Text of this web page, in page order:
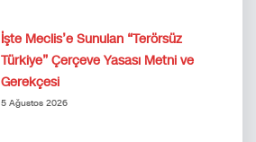
İşte Meclis’e Sunulan “Terörsüz
Türkiye” Çerçeve Yasası Metni ve
Gerekçesi
5 Ağustos 2026